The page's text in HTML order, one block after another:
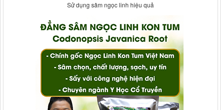
Sử dụng sâm ngọc linh hiệu quả